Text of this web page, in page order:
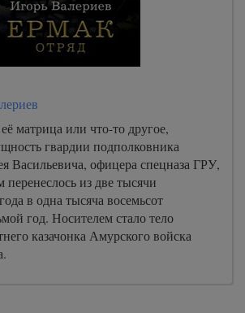
матрица или что-то другое,
гвардии подполковника
Васильевича, офицера спецназа ГРУ,
перенеслось из две тысячи
в одна тысяча восемьсот
год. Носителем стало тело
казачонка Амурского войска